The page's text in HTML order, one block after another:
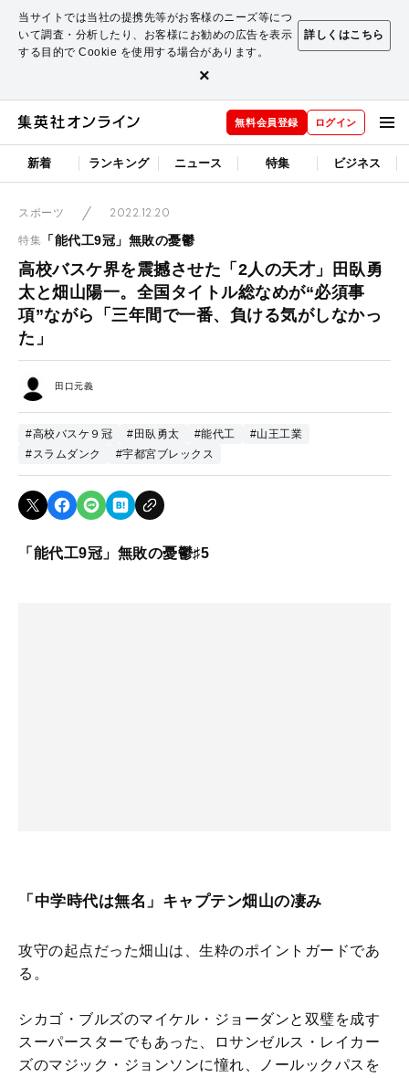
当サイトでは当社の提携先等がお客様のニーズ等につ
いて調査・分析したり、お客様にお勧めの広告を表示
する目的で Cookie を使用する場合があります。
詳しくはこちら
×
無料会員登録 ログイン
新着 ランキング ニュース 特集 ビジネス
スポーツ 2022.12.20
特集 「能代工9冠」無敗の憂鬱
高校バスケ界を震撼させた「2人の天才」田臥勇
太と畑山陽一。全国タイトル総なめが“必須事
項”ながら「三年間で一番、負ける気がしなかっ
た」
田口元義
#高校バスケ９冠 #田臥勇太 #能代工
#山王工業
#スラムダンク
#宇都宮ブレックス
「能代工9冠」無敗の憂鬱♯5
「中学時代は無名」キャプテン畑山の凄み
攻守の起点だった畑山は、生粋のポイントガードであ
る。
シカゴ・ブルズのマイケル・ジョーダンと双璧を成す
スーパースターでもあった、ロサンゼルス・レイカー
ズのマジック・ジョンソンに憧れ、ノールックパスを